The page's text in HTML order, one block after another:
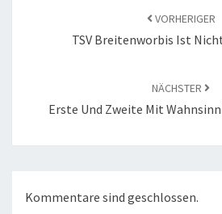
VORHERIGER
TSV Breitenworbis Ist
NÄCHSTER
Erste Und Zweite Mit
Kommentare sind geschlossen.